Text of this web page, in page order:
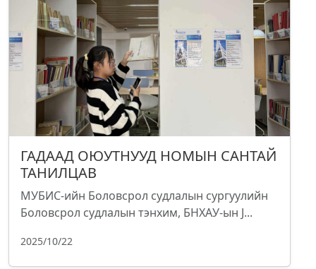
ГАДААД ОЮУТНУУД НОМЫН САНТАЙ
ТАНИЛЦАВ
МУБИС-ийн Боловсрол судлалын сургуулийн
Боловсрол судлалын тэнхим, БНХАУ-ын J...
2025/10/22